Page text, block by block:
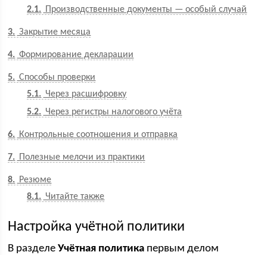
2.1
Производственные документы — особый случай
3 Закрытие месяца
4 Формирование декларации
5
Способы проверки
5.1
Через расшифровку
5.2
Через регистры налогового учёта
6 Контрольные соотношения и отправка
7 Полезные мелочи из практики
8
Резюме
8.1
Читайте также
Настройка учётной политики
В разделеУчётная политика первым делом